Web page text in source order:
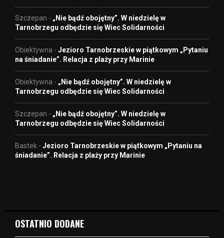
Szczepan - „Nie bądź obojętny”. W niedzielę w
Tarnobrzegu odbędzie się Wiec Solidarności
Obiektywna - Jezioro Tarnobrzeskie w piątkowym „Pytaniu
na śniadanie”. Relacja z plaży przy Marinie
Obiektywna - „Nie bądź obojętny”. W niedzielę w
Tarnobrzegu odbędzie się Wiec Solidarności
Szczepan - „Nie bądź obojętny”. W niedzielę w
Tarnobrzegu odbędzie się Wiec Solidarności
Bastek - Jezioro Tarnobrzeskie w piątkowym „Pytaniu na
śniadanie”. Relacja z plaży przy Marinie
OSTATNIO DODANE